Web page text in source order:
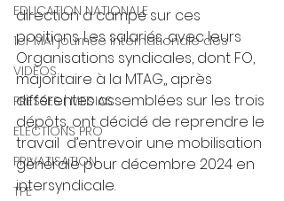
EDUCATION NATIONALE
1er MAI journée internationale des
VIDEOS
PRESSES | MEDIAS
ELECTIONS PRO
PRIVATISATION
TPE
direction a campé sur ces
positions. Les salariés, avec leurs
Organisations syndicales, dont FO,
majoritaire à la MTAG,, après
différentes assemblées sur les trois
dépôts, ont décidé de reprendre le
travail  d’entrevoir une mobilisation
générale pour décembre 2024 en
intersyndicale.